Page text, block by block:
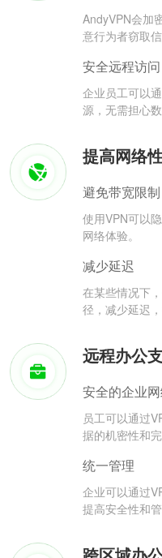
AndyVPN会加
意行为者窃取信
安全远程访问
企业员工可以
源，无需担心数
提高网络
避免带宽限制
使用VPN可以
网络体验。
减少延迟
在某些情况下
径，减少延迟，
远程办公
安全的企业
员工可以通过
据的机密性和完
统一管理
企业可以通过
提高安全性和管